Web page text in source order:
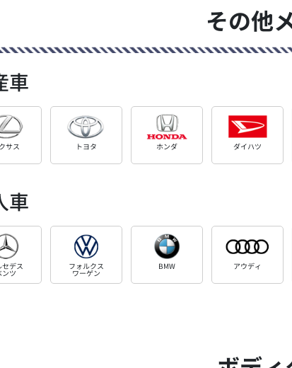
その他
車
サス トヨタ ホンダ ダイハツ
車
セデス
ンツ
フォルクス
ワーゲン
BMW アウディ